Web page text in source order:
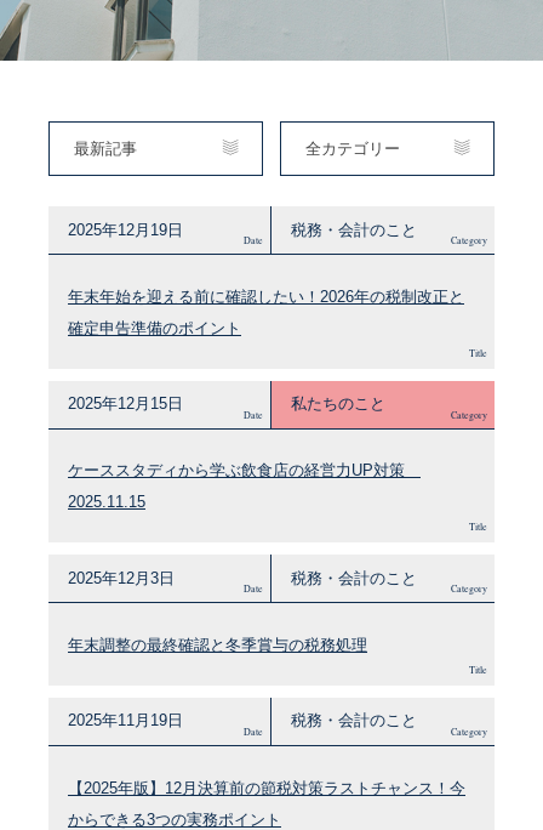
最新記事 全カテゴリー
2025年12月19日
Date
税務・会計のこと
Category
年末年始を迎える前に確認したい！2026年の税制改正と
確定申告準備のポイント
Title
2025年12月15日
Date
私たちのこと
Category
ケーススタディから学ぶ飲食店の経営力UP対策
2025.11.15
Title
2025年12月3日
Date
税務・会計のこと
Category
年末調整の最終確認と冬季賞与の税務処理
Title
2025年11月19日
Date
税務・会計のこと
Category
【2025年版】12月決算前の節税対策ラストチャンス！今
からできる3つの実務ポイント